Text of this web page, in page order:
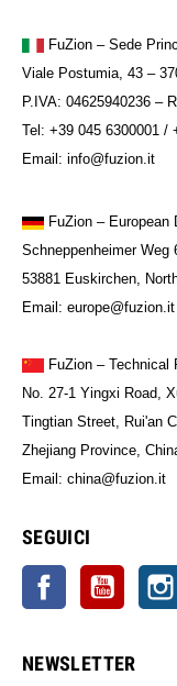
FuZion – Sede
Viale Postumia, 43 –
P.IVA: 04625940236 –
Tel: +39 045 6300001 /
Email: info@fuzion.it
FuZion – European
Schneppenheimer Weg
53881 Euskirchen,
Email: europe@fuzion.it
FuZion – Technical
No. 27-1 Yingxi Road,
Tingtian Street, Rui'an
Zhejiang Province,
Email: china@fuzion.it
SEGUICI
Facebook YouTube
NEWSLETTER